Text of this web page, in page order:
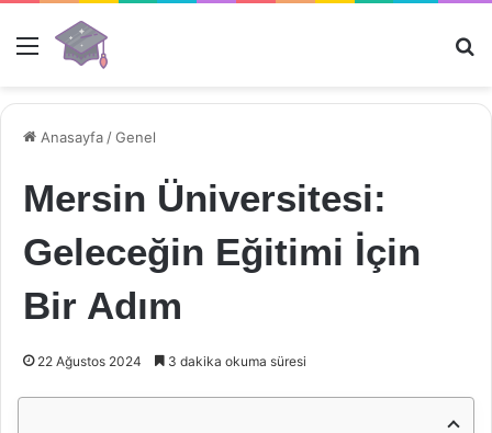
Menü
Anasayfa /Genel
Mersin Üniversitesi:
Geleceğin Eğitimi İçin
Bir Adım
22 Ağustos 2024 3 dakika okuma süresi